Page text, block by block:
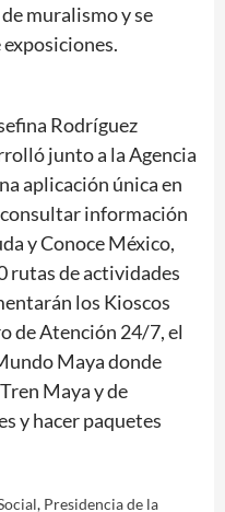
muralismo y se
Rodríguez
junto a la Agencia
aplicación única en
consultar información
y Conoce México,
rutas de actividades
los Kioscos
de Atención 24/7, el
Maya donde
Maya y de
y hacer paquetes
, Presidencia de la